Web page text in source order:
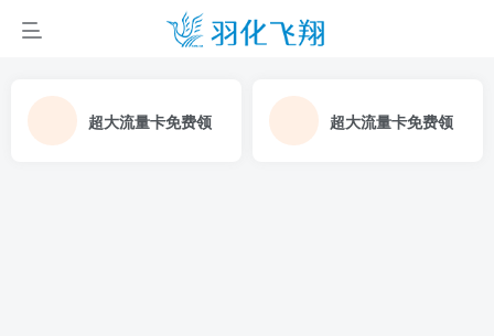
超大流量卡免费领 超大流量卡免费领